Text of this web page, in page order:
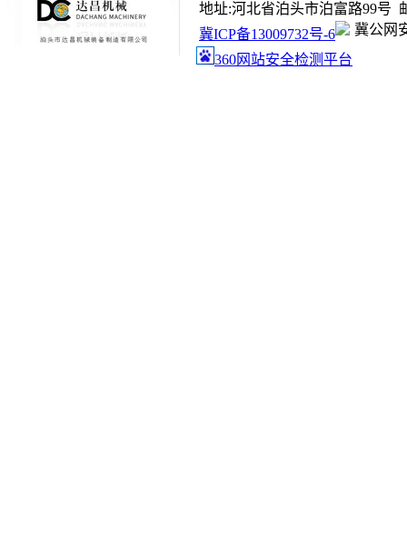
地址:河北省泊头市泊富路99号
冀ICP备13009732号-6
冀公网
360网站安全检测平台